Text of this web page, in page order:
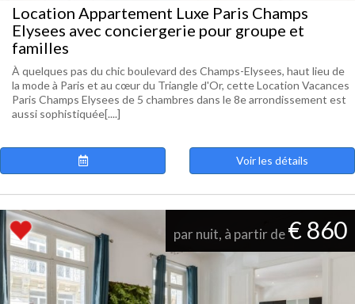
Location Appartement Luxe Paris Champs
Elysees avec conciergerie pour groupe et
familles
À quelques pas du chic boulevard des Champs-Elysees, haut lieu de
la mode à Paris et au cœur du Triangle d'Or, cette Location Vacances
Paris Champs Elysees de 5 chambres dans le 8e arrondissement est
aussi sophistiquée[....]
Voir les détails
par nuit, à partir de€ 860